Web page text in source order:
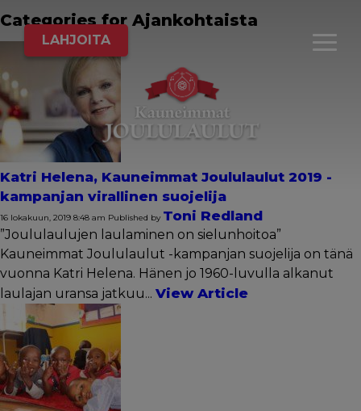
LAHJOITA
Categories for Ajankohtaista
Katri Helena, Kauneimmat Joululaulut 2019 -
kampanjan virallinen suojelija
16 lokakuun, 2019 8:48 am Published by Toni Redland
”Joululaulujen laulaminen on sielunhoitoa”
Kauneimmat Joululaulut -kampanjan suojelija on tänä
vuonna Katri Helena. Hänen jo 1960-luvulla alkanut
laulajan uransa jatkuu... View Article